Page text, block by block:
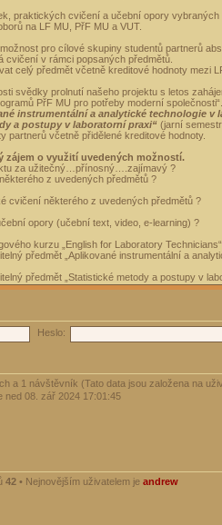
praktických cvičení a učební opory
na LF MU, PřF MU a VUT.
pro cílové skupiny studentů partnerů
cvičení v rámci popsaných předmětů.
celý předmět včetně kreditové hodnoty mezi
svědky prolnutí našeho projektu s letos
PřF MU pro potřeby moderní
instrumentální a analytické technologie v
a postupy v laboratorní praxi“ (jarní
partnerů včetně přidělené kreditové hodnoty.
zájem o využití uvedených možností.
za užitečný…přínosný….zajímavý ?
z uvedených předmětů ?
cvičení některého z uvedených předmětů ?
opory (učební text, video, e-learning) ?
kurzu „English for Laboratory
předmět „Aplikované instrumentální a
předmět „Statistické metody a postupy v
Heslo:
a 1 návštěvník (Tato data jsou založena na
ned 08. zář 2024 17:01:45
42 • Nejnovějším uživatelem je andrew